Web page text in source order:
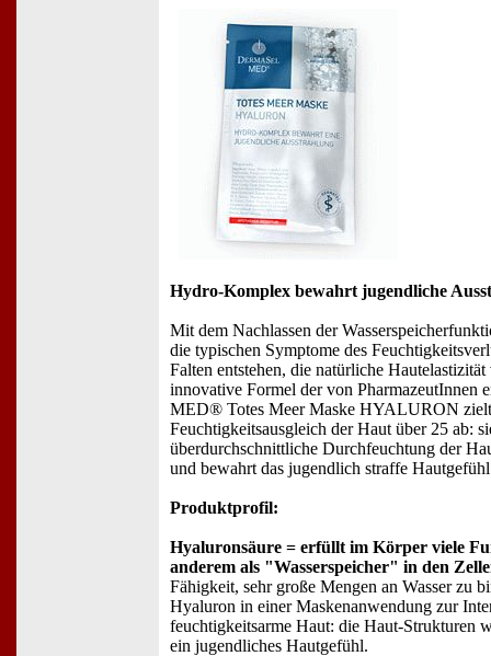
Hydro-Komplex bewahrt jugendliche
Mit dem Nachlassen der
die typischen Symptome des
Falten entstehen, die natürliche
innovative Formel der von PharmazeutInnen
MED® Totes Meer Maske HYALURON
Feuchtigkeitsausgleich der Haut über 25 ab:
überdurchschnittliche Durchfeuchtung der
und bewahrt das jugendlich straffe
Produktprofil:
Hyaluronsäure = erfüllt im Körper viele
anderem als "Wasserspeicher" in den
Fähigkeit, sehr große Mengen an Wasser zu
Hyaluron in einer Maskenanwendung zur
feuchtigkeitsarme Haut: die Haut-Strukturen
ein jugendliches Hautgefühl.